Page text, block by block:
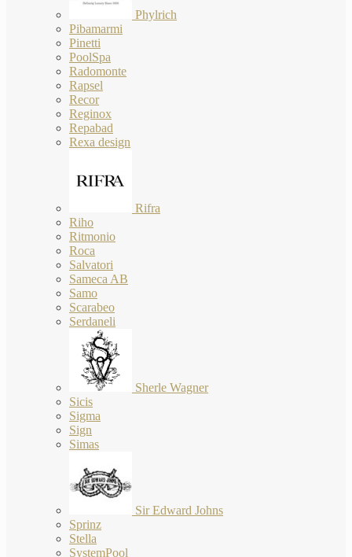
Phylrich
Pibamarmi
Pinetti
PoolSpa
Radomonte
Rapsel
Recor
Reginox
Repabad
Rexa design
Rifra
Riho
Ritmonio
Roca
Salvatori
Sameca AB
Samo
Scarabeo
Serdaneli
Sherle Wagner
Sicis
Sigma
Sign
Simas
Sir Edward Johns
Sprinz
Stella
SystemPool